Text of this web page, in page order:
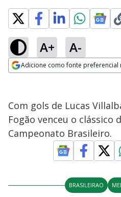
A+ A-
Adicione como fonte preferencial
Com gols de Lucas
Fogão venceu o clássico
Campeonato Brasileiro.
BRASILEIRAO